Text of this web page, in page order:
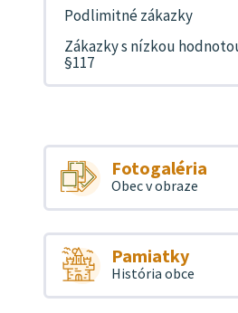
Podlimitné zákazky
Zákazky s nízkou
§117
Fotogaléria
Obec v obraze
Pamiatky
História obce